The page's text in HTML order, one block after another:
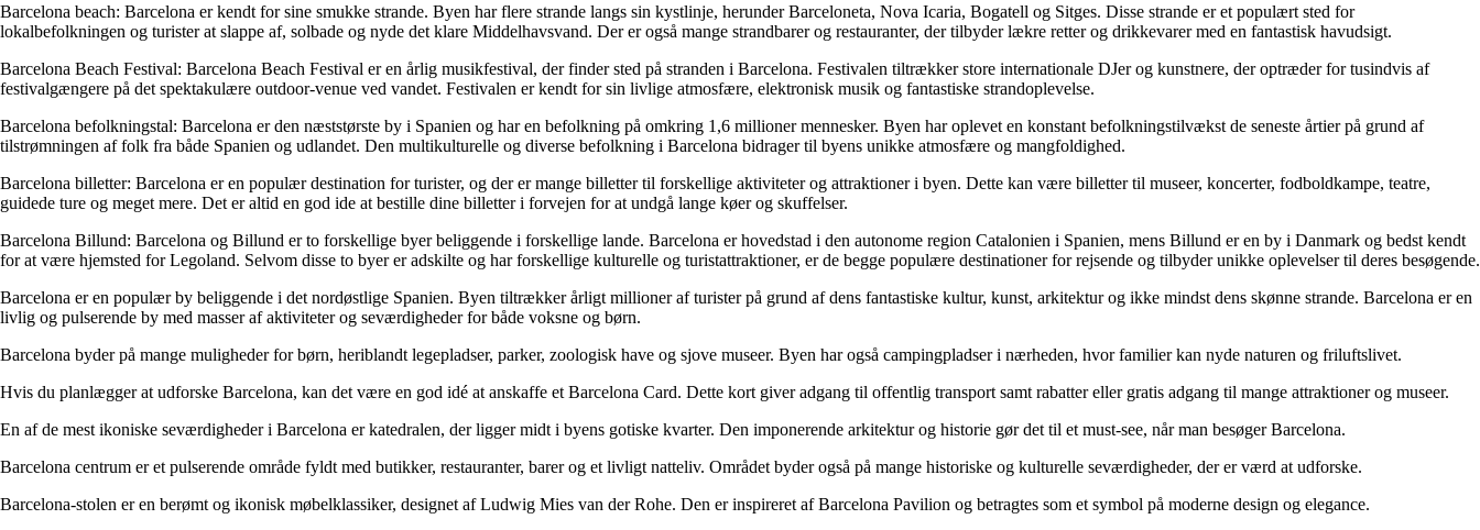
Barcelona beach: Barcelona er kendt for sine smukke strande. Byen har flere strande langs sin kystlinje, herunder Barceloneta, Nova Icaria, Bogatell og Sitges. Disse strande er et populært sted for
lokalbefolkningen og turister at slappe af, solbade og nyde det klare Middelhavsvand. Der er også mange strandbarer og restauranter, der tilbyder lækre retter og drikkevarer med en fantastisk havudsigt.
Barcelona Beach Festival: Barcelona Beach Festival er en årlig musikfestival, der finder sted på stranden i Barcelona. Festivalen tiltrækker store internationale DJer og kunstnere, der optræder for tusindvis af
festivalgængere på det spektakulære outdoor-venue ved vandet. Festivalen er kendt for sin livlige atmosfære, elektronisk musik og fantastiske strandoplevelse.
Barcelona befolkningstal: Barcelona er den næststørste by i Spanien og har en befolkning på omkring 1,6 millioner mennesker. Byen har oplevet en konstant befolkningstilvækst de seneste årtier på grund af
tilstrømningen af ​​folk fra både Spanien og udlandet. Den multikulturelle og diverse befolkning i Barcelona bidrager til byens unikke atmosfære og mangfoldighed.
Barcelona billetter: Barcelona er en populær destination for turister, og der er mange billetter til forskellige aktiviteter og attraktioner i byen. Dette kan være billetter til museer, koncerter, fodboldkampe, teatre,
guidede ture og meget mere. Det er altid en god ide at bestille dine billetter i forvejen for at undgå lange køer og skuffelser.
Barcelona Billund: Barcelona og Billund er to forskellige byer beliggende i forskellige lande. Barcelona er hovedstad i den autonome region Catalonien i Spanien, mens Billund er en by i Danmark og bedst kendt
for at være hjemsted for Legoland. Selvom disse to byer er adskilte og har forskellige kulturelle og turistattraktioner, er de begge populære destinationer for rejsende og tilbyder unikke oplevelser til deres besøgende.
Barcelona er en populær by beliggende i det nordøstlige Spanien. Byen tiltrækker årligt millioner af turister på grund af dens fantastiske kultur, kunst, arkitektur og ikke mindst dens skønne strande. Barcelona er en
livlig og pulserende by med masser af aktiviteter og seværdigheder for både voksne og børn.
Barcelona byder på mange muligheder for børn, heriblandt legepladser, parker, zoologisk have og sjove museer. Byen har også campingpladser i nærheden, hvor familier kan nyde naturen og friluftslivet.
Hvis du planlægger at udforske Barcelona, kan det være en god idé at anskaffe et Barcelona Card. Dette kort giver adgang til offentlig transport samt rabatter eller gratis adgang til mange attraktioner og museer.
En af de mest ikoniske seværdigheder i Barcelona er katedralen, der ligger midt i byens gotiske kvarter. Den imponerende arkitektur og historie gør det til et must-see, når man besøger Barcelona.
Barcelona centrum er et pulserende område fyldt med butikker, restauranter, barer og et livligt natteliv. Området byder også på mange historiske og kulturelle seværdigheder, der er værd at udforske.
Barcelona-stolen er en berømt og ikonisk møbelklassiker, designet af Ludwig Mies van der Rohe. Den er inspireret af Barcelona Pavilion og betragtes som et symbol på moderne design og elegance.